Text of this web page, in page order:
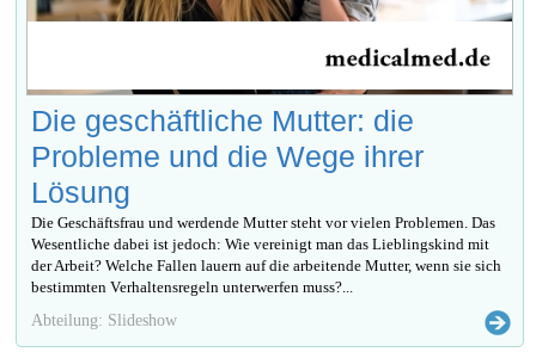
Die geschäftliche Mutter: die
Probleme und die Wege ihrer
Lösung
Die Geschäftsfrau und werdende Mutter steht vor vielen Problemen. Das
Wesentliche dabei ist jedoch: Wie vereinigt man das Lieblingskind mit
der Arbeit? Welche Fallen lauern auf die arbeitende Mutter, wenn sie sich
bestimmten Verhaltensregeln unterwerfen muss?...
Abteilung: Slideshow